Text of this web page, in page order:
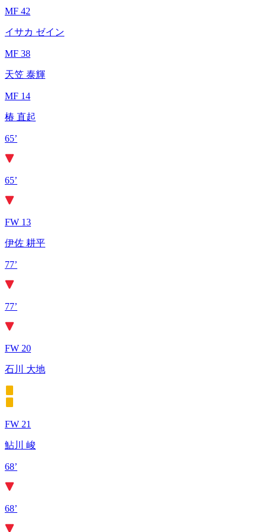
MF 42
イサカ ゼイン
MF 38
天笠 泰輝
MF 14
椿 直起
65’
65’
FW 13
伊佐 耕平
77’
77’
FW 20
石川 大地
FW 21
鮎川 峻
68’
68’